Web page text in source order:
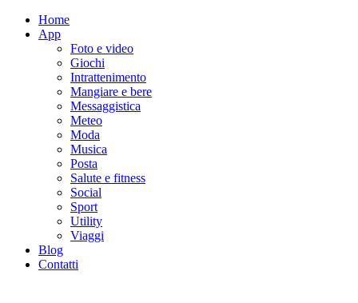
Home
App
Foto e video
Giochi
Intrattenimento
Mangiare e bere
Messaggistica
Meteo
Moda
Musica
Posta
Salute e fitness
Social
Sport
Utility
Viaggi
Blog
Contatti